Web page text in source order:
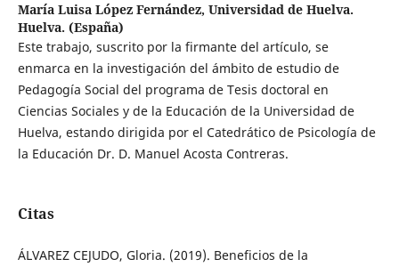
María Luisa López Fernández, Universidad de Huelva.
Huelva. (España)
Este trabajo, suscrito por la firmante del artículo, se
enmarca en la investigación del ámbito de estudio de
Pedagogía Social del programa de Tesis doctoral en
Ciencias Sociales y de la Educación de la Universidad de
Huelva, estando dirigida por el Catedrático de Psicología de
la Educación Dr. D. Manuel Acosta Contreras.
Citas
ÁLVAREZ CEJUDO, Gloria. (2019). Beneficios de la